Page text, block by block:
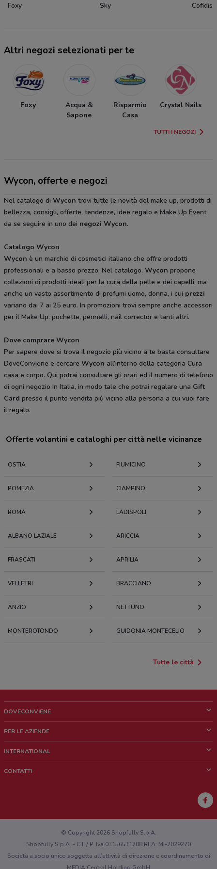
Foxy Sky Cofidis
Altri negozi selezionati per te
Foxy
Acqua &
Sapone
Risparmio
Casa
Crystal Nails
TUTTI I NEGOZI
Wycon, offerte e negozi
Nel catalogo di Wycon trovi tutte le novità del make up, prodotti di
bellezza, consigli, offerte, tendenze, idee regalo e Make Up Event
da se seguire in uno dei negozi Wycon.
Catalogo Wycon
Wycon è un marchio di cosmetici italiano che offre prodotti
professionali e a basso prezzo. Nel catalogo, Wycon propone
collezioni di prodotti ideali per la cura della pelle e dei capelli, ma
anche un vasto assortimento di profumi uomo, donna, i cui prezzi
variano dai 7 ai 25 euro. In promozioni trovi sempre anche accessori
per il Make Up, pochette, pennelli, nail corrector e tanti altri.
Dove comprare Wycon
Per sapere dove si trova il negozio più vicino a te basta consultare
DoveConviene e cercare Wycon all’interno della categoria Cura
casa e corpo. Qui potrai consultare gli orari ed il numero di telefono
di ogni negozio in Italia, in modo tale che potrai regalare una Gift
Card presso il punto vendita più vicino alla persona a cui vuoi fare
il regalo.
Offerte volantini e cataloghi per città nelle vicinanze
OSTIA FIUMICINO
POMEZIA CIAMPINO
ROMA LADISPOLI
ALBANO LAZIALE ARICCIA
FRASCATI APRILIA
VELLETRI BRACCIANO
ANZIO NETTUNO
MONTEROTONDO GUIDONIA MONTECELIO
Tutte le città
DOVECONVIENE
Chi siamo
Lavora con noi
PER LE AZIENDE
Richieste commerciali e marketing
INTERNATIONAL
CONTATTI
Hai un malfunzionamento sul web o sull'app?
© Copyright 2026 Shopfully S.p.A.
Shopfully S.p.A. - C.F / P. Iva 03156531208 REA: MI-2029270
Società a socio unico soggetta all’attività di direzione e coordinamento di